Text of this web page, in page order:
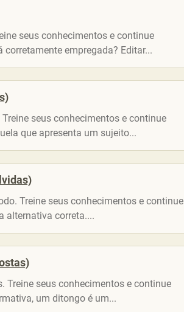
seus conhecimentos e continue
empregada? Editar...
seus conhecimentos e continue
que apresenta um sujeito...
Treine seus conhecimentos e continue
alternativa correta....
Treine seus conhecimentos e continue
um ditongo é um...